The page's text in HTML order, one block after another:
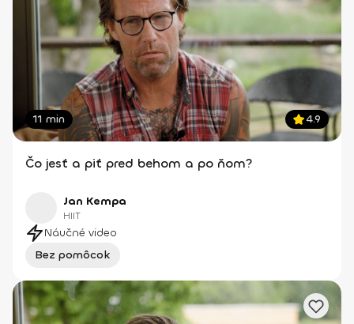
11 min 4.9
Čo jesť a piť pred behom a po ňom?
Jan Kempa
HIIT
Náučné video
Bez pomôcok